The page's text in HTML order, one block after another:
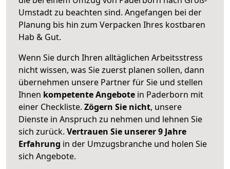
Umstadt zu beachten sind. Angefangen bei der
Planung bis hin zum Verpacken Ihres kostbaren
Hab & Gut.
Wenn Sie durch Ihren alltäglichen Arbeitsstress
nicht wissen, was Sie zuerst planen sollen, dann
übernehmen unsere Partner für Sie und stellen
Ihnen kompetente Angebote in Paderborn mit
einer Checkliste. Zögern Sie nicht, unsere
Dienste in Anspruch zu nehmen und lehnen Sie
sich zurück. Vertrauen Sie unserer 9 Jahre
Erfahrung in der Umzugsbranche und holen Sie
sich Angebote.